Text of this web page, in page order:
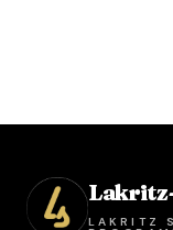
LAKRITZ